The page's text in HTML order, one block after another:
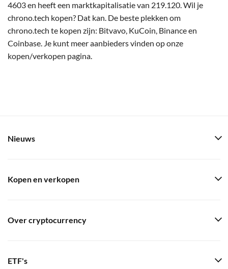
4603 en heeft een marktkapitalisatie van 219.120. Wil je
chrono.tech kopen? Dat kan. De beste plekken om
chrono.tech te kopen zijn: Bitvavo, KuCoin, Binance en
Coinbase. Je kunt meer aanbieders vinden op onze
kopen/verkopen pagina.
Nieuws
Kopen en verkopen
Over cryptocurrency
ETF's